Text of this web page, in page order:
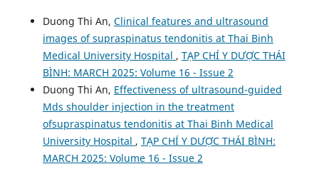
Duong Thi An, Clinical features and ultrasound
images of supraspinatus tendonitis at Thai Binh
Medical University Hospital , TẠP CHÍ Y DƯỢC THÁI
BÌNH: MARCH 2025: Volume 16 - Issue 2
Duong Thi An, Effectiveness of ultrasound-guided
Mds shoulder injection in the treatment
ofsupraspinatus tendonitis at Thai Binh Medical
University Hospital , TẠP CHÍ Y DƯỢC THÁI BÌNH:
MARCH 2025: Volume 16 - Issue 2